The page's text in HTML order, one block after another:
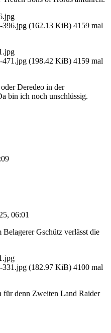
(162.13 KiB) 4159 mal
(198.42 KiB) 4159 mal
Deredeo in der
bin ich noch unschlüssig.
06:01
Gschütz verlässt die
(182.97 KiB) 4100 mal
für denn Zweiten Land Raider